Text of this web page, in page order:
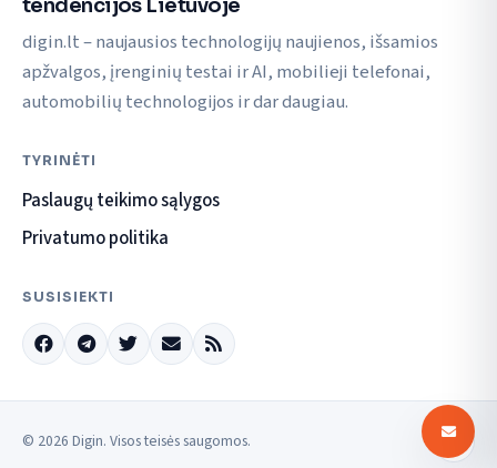
digin.lt – naujausios technologijų naujienos, išsamios
apžvalgos, įrenginių testai ir AI, mobilieji telefonai,
automobilių technologijos ir dar daugiau.
TYRINĖTI
Paslaugų teikimo sąlygos
Privatumo politika
SUSISIEKTI
© 2026 Digin. Visos teisės saugomos.